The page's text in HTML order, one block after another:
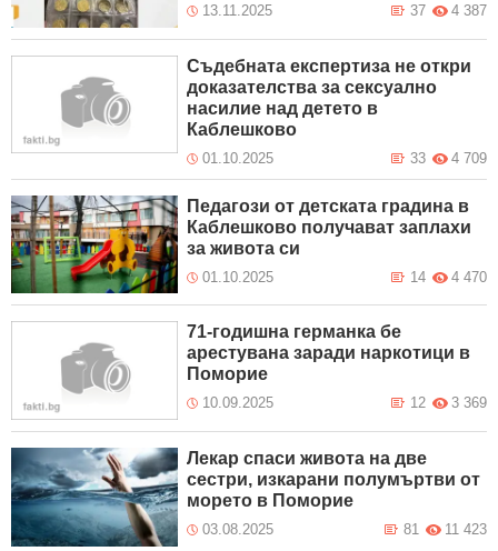
13.11.2025 4 387
37
Съдебната експертиза не откри
доказателства за сексуално
насилие над детето в
Каблешково
01.10.2025 4 709
33
Педагози от детската градина в
Каблешково получават заплахи
за живота си
01.10.2025 4 470
14
71-годишна германка бе
арестувана заради наркотици в
Поморие
10.09.2025 3 369
12
Лекар спаси живота на две
сестри, изкарани полумъртви от
морето в Поморие
03.08.2025 11 423
81